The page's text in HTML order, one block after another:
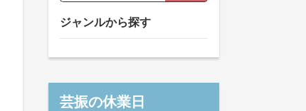
ジャンルから探す
芸振の休業日